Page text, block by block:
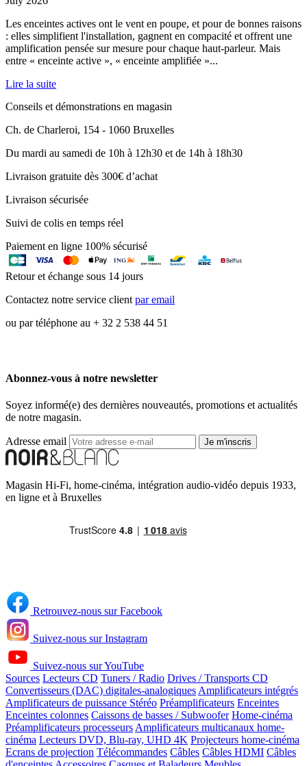
Les enceintes actives ont le vent en poupe, et pour de bonnes raisons
: elles simplifient l'installation, gagnent en compacité et offrent une
amplification pensée sur mesure pour chaque haut-parleur. Mais
entre « enceinte active », « enceinte amplifiée »...
Lire la suite
Conseils et démonstrations en magasin
Ch. de Charleroi, 154 - 1060 Bruxelles
Du mardi au samedi de 10h à 12h30 et de 14h à 18h30
Livraison gratuite dès 300€ d’achat
Livraison sécurisée
Suivi de colis en temps réel
Paiement en ligne 100% sécurisé
Retour et échange sous 14 jours
Contactez notre service clientpar email
ou par téléphone au + 32 2 538 44 51
Abonnez-vous à notre newsletter
Soyez informé(e) des dernières nouveautés, promotions et actualités
de notre magasin.
Adresse email Je m'inscris
Magasin Hi-Fi, home-cinéma, intégration audio-vidéo depuis 1933,
en ligne et à Bruxelles
Retrouvez-nous sur Facebook
Suivez-nous sur Instagram
Suivez-nous sur YouTube
Sources Lecteurs CD Tuners / Radio Drives / Transports CD
Convertisseurs (DAC) digitales-analogiques Amplificateurs intégrés
Amplificateurs de puissance Stéréo Préamplificateurs Enceintes
Enceintes colonnes Caissons de basses / Subwoofer Home-cinéma
Préamplificateurs processeurs Amplificateurs multicanaux home-
cinéma Lecteurs DVD, Blu-ray, UHD 4K Projecteurs home-cinéma
Ecrans de projection Télécommandes Câbles Câbles HDMI Câbles